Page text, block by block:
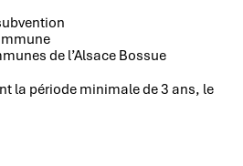
de l’Alsace Bossue
la période minimale de 3 ans, le